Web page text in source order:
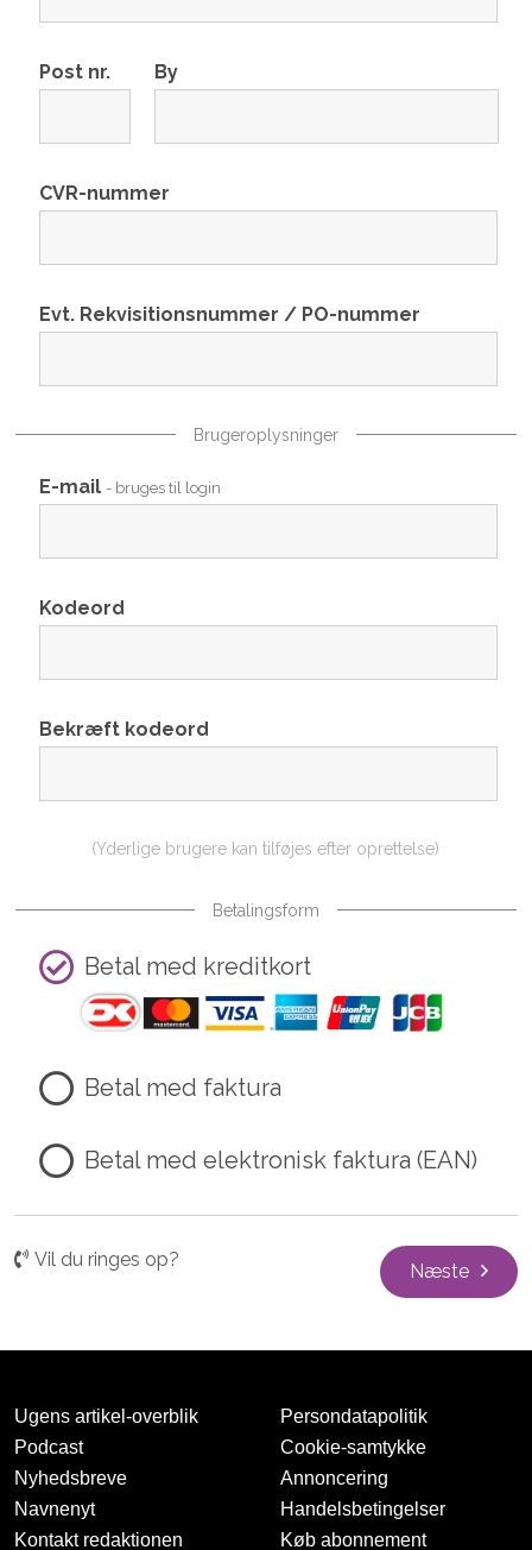
Post nr. By
CVR-nummer
Evt. Rekvisitionsnummer / PO-nummer
Brugeroplysninger
E-mail - bruges til login
Kodeord
Bekræft kodeord
(Yderlige brugere kan tilføjes efter oprettelse)
Betalingsform
Betal med kreditkort
Betal med faktura
Betal med elektronisk faktura (EAN)
Vil du ringes op?
Næste
Ugens artikel-overblik
Podcast
Nyhedsbreve
Navnenyt
Kontakt redaktionen
Persondatapolitik
Cookie-samtykke
Annoncering
Handelsbetingelser
Køb abonnement